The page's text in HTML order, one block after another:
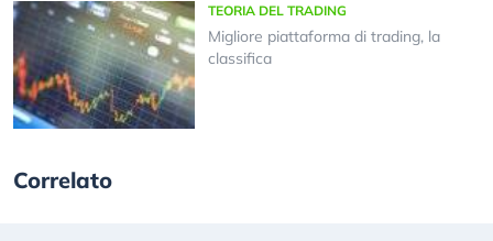
TEORIA DEL TRADING
Migliore piattaforma di trading, la
classifica
Correlato